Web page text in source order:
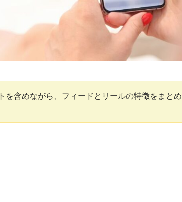
を含めながら、フィードとリールの特徴をまとめ